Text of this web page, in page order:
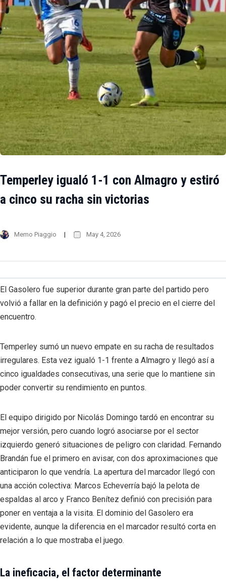
Temperley igualó 1-1 con Almagro y estiró
a cinco su racha sin victorias
Memo Piaggio May 4, 2026
El Gasolero fue superior durante gran parte del partido pero
volvió a fallar en la definición y pagó el precio en el cierre del
encuentro.
Temperley sumó un nuevo empate en su racha de resultados
irregulares. Esta vez igualó 1-1 frente a Almagro y llegó así a
cinco igualdades consecutivas, una serie que lo mantiene sin
poder convertir su rendimiento en puntos.
El equipo dirigido por Nicolás Domingo tardó en encontrar su
mejor versión, pero cuando logró asociarse por el sector
izquierdo generó situaciones de peligro con claridad. Fernando
Brandán fue el primero en avisar, con dos aproximaciones que
anticiparon lo que vendría. La apertura del marcador llegó con
una acción colectiva: Marcos Echeverría bajó la pelota de
espaldas al arco y Franco Benítez definió con precisión para
poner en ventaja a la visita. El dominio del Gasolero era
evidente, aunque la diferencia en el marcador resultó corta en
relación a lo que mostraba el juego.
La ineficacia, el factor determinante